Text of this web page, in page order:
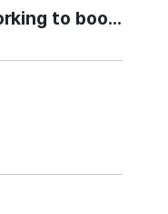
to boost